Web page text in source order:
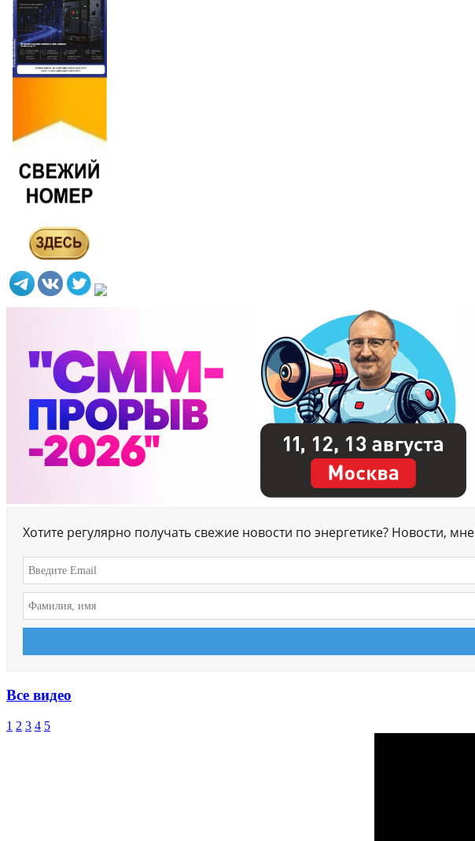
Хотите регулярно получать свежие новости по энергетике? Новости,
Все видео
1 2 3 4 5